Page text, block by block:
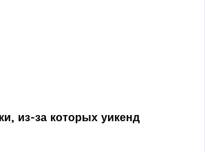
из-за которых уикенд